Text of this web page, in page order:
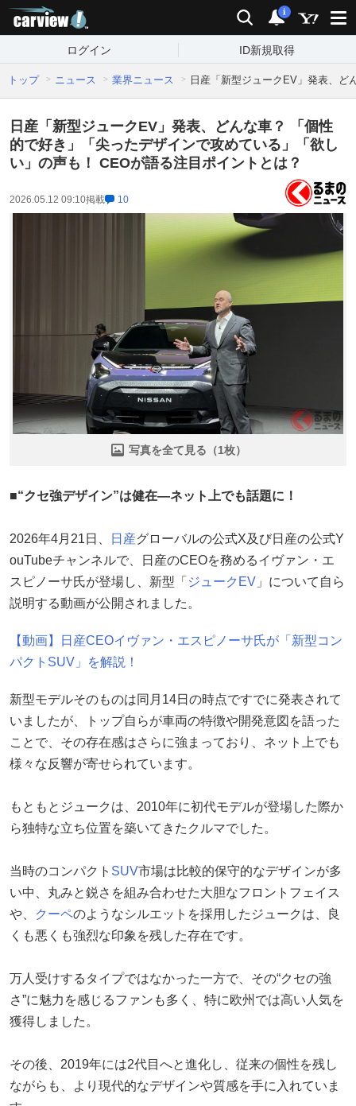
検索 通知
i
ログイン ID新規取得
トップ ニュース 業界ニュース 日産「新型ジュークEV」発表、ど
日産「新型ジュークEV」発表、どんな車？ 「個性
的で好き」「尖ったデザインで攻めている」「欲し
い」の声も！ CEOが語る注目ポイントとは？
2026.05.12 09:10掲載 10
写真を全て見る（1枚）
■“クセ強デザイン”は健在―ネット上でも話題に！
2026年4月21日、 日産グローバルの公式X及び日産の公式Y
ouTubeチャンネルで、日産のCEOを務めるイヴァン・エ
スピノーサ氏が登場し、新型「 ジューク EV 」について自ら
説明する動画が公開されました。
【動画】日産CEOイヴァン・エスピノーサ氏が「新型コン
パクトSUV」を解説！
新型モデルそのものは同月14日の時点ですでに発表されて
いましたが、トップ自らが車両の特徴や開発意図を語った
ことで、その存在感はさらに強まっており、ネット上でも
様々な反響が寄せられています。
もともとジュークは、2010年に初代モデルが登場した際か
ら独特な立ち位置を築いてきたクルマでした。
当時のコンパクト SUV市場は比較的保守的なデザインが多
い中、丸みと鋭さを組み合わせた大胆なフロントフェイス
や、
クーペのようなシルエットを採用したジュークは、良
くも悪くも強烈な印象を残した存在です。
万人受けするタイプではなかった一方で、その“クセの強
さ”に魅力を感じるファンも多く、特に欧州では高い人気を
獲得しました。
その後、2019年には2代目へと進化し、従来の個性を残し
ながらも、より現代的なデザインや質感を手に入れていま